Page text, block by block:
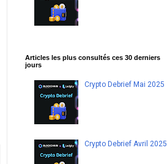
Articles les plus consultés ces 30 derniers
jours
Crypto Debrief Mai 2025
Crypto Debrief Avril 2025